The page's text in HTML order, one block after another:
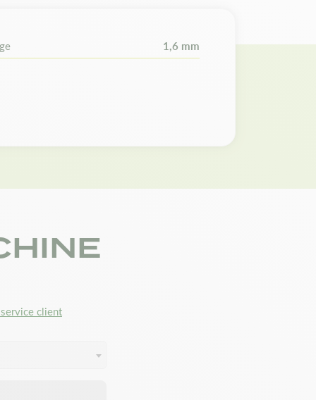
(K025) avec une longueur de coupe de 40
1,6 mm
client